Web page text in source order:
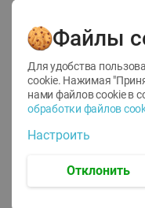
12
1.05 руб./
руб./шт
Корм влаж. для кош. с
Файлы
Для удобства
cookie. Нажимая
нами файлов cookie в
обработки файлов
Настроить
Отклонить